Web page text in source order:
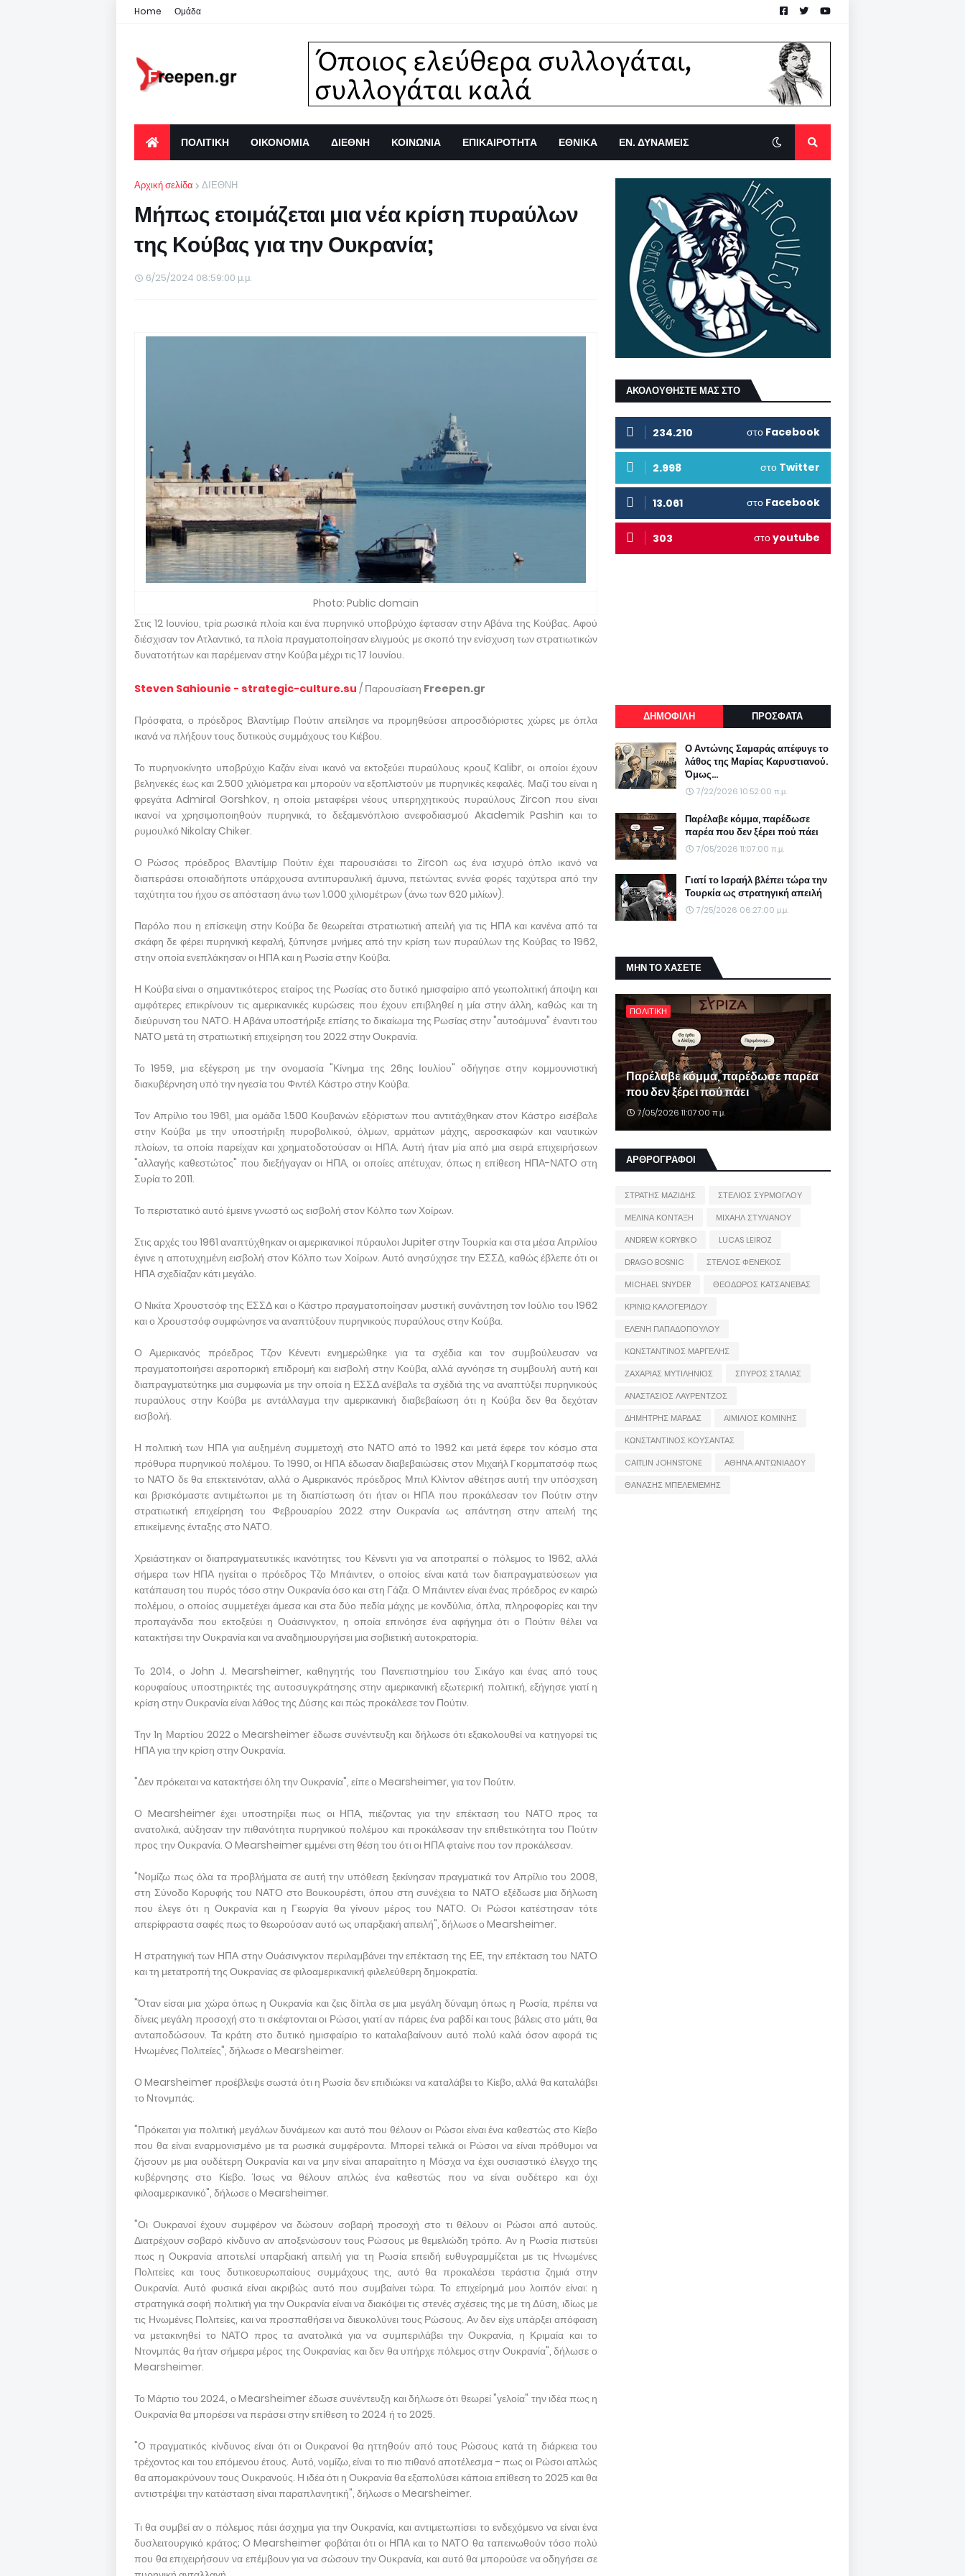
Home Ομάδα
ΠΟΛΙΤΙΚΗ ΟΙΚΟΝΟΜΙΑ ΔΙΕΘΝΗ ΚΟΙΝΩΝΙΑ ΕΠΙΚΑΙΡΟΤΗΤΑ ΕΘΝΙΚΑ ΕΝ. ΔΥΝΑΜΕΙΣ
Αρχική σελίδα ΔΙΕΘΝΗ
Μήπως ετοιμάζεται μια νέα κρίση πυραύλων
της Κούβας για την Ουκρανία;
6/25/2024 08:59:00 μ.μ.
Photo: Public domain
Στις 12 Ιουνίου, τρία ρωσικά πλοία και ένα πυρηνικό υποβρύχιο έφτασαν στην Αβάνα της Κούβας. Αφού
διέσχισαν τον Ατλαντικό, τα πλοία πραγματοποίησαν ελιγμούς με σκοπό την ενίσχυση των στρατιωτικών
δυνατοτήτων και παρέμειναν στην Κούβα μέχρι τις 17 Ιουνίου.
Steven Sahiounie - strategic-culture.su / Παρουσίαση Freepen.gr
Πρόσφατα, ο πρόεδρος Βλαντίμιρ Πούτιν απείλησε να προμηθεύσει απροσδιόριστες χώρες με όπλα
ικανά να πλήξουν τους δυτικούς συμμάχους του Κιέβου.
Το πυρηνοκίνητο υποβρύχιο Καζάν είναι ικανό να εκτοξεύει πυραύλους κρουζ Kalibr, οι οποίοι έχουν
βεληνεκές έως και 2.500 χιλιόμετρα και μπορούν να εξοπλιστούν με πυρηνικές κεφαλές. Μαζί του είναι η
φρεγάτα Admiral Gorshkov, η οποία μεταφέρει νέους υπερηχητικούς πυραύλους Zircon που είναι
ικανοί να χρησιμοποιηθούν πυρηνικά, το δεξαμενόπλοιο ανεφοδιασμού Akademik Pashin και το
ρυμουλκό Nikolay Chiker.
Ο Ρώσος πρόεδρος Βλαντίμιρ Πούτιν έχει παρουσιάσει το Zircon ως ένα ισχυρό όπλο ικανό να
διαπεράσει οποιαδήποτε υπάρχουσα αντιπυραυλική άμυνα, πετώντας εννέα φορές ταχύτερα από την
ταχύτητα του ήχου σε απόσταση άνω των 1.000 χιλιομέτρων (άνω των 620 μιλίων).
Παρόλο που η επίσκεψη στην Κούβα δε θεωρείται στρατιωτική απειλή για τις ΗΠΑ και κανένα από τα
σκάφη δε φέρει πυρηνική κεφαλή, ξύπνησε μνήμες από την κρίση των πυραύλων της Κούβας το 1962,
στην οποία ενεπλάκησαν οι ΗΠΑ και η Ρωσία στην Κούβα.
Η Κούβα είναι ο σημαντικότερος εταίρος της Ρωσίας στο δυτικό ημισφαίριο από γεωπολιτική άποψη και
αμφότερες επικρίνουν τις αμερικανικές κυρώσεις που έχουν επιβληθεί η μία στην άλλη, καθώς και τη
διεύρυνση του ΝΑΤΟ. Η Αβάνα υποστήριξε επίσης το δικαίωμα της Ρωσίας στην "αυτοάμυνα" έναντι του
ΝΑΤΟ μετά τη στρατιωτική επιχείρηση του 2022 στην Ουκρανία.
Το 1959, μια εξέγερση με την ονομασία "Κίνημα της 26ης Ιουλίου" οδήγησε στην κομμουνιστική
διακυβέρνηση υπό την ηγεσία του Φιντέλ Κάστρο στην Κούβα.
Τον Απρίλιο του 1961, μια ομάδα 1.500 Κουβανών εξόριστων που αντιτάχθηκαν στον Κάστρο εισέβαλε
στην Κούβα με την υποστήριξη πυροβολικού, όλμων, αρμάτων μάχης, αεροσκαφών και ναυτικών
πλοίων, τα οποία παρείχαν και χρηματοδοτούσαν οι ΗΠΑ. Αυτή ήταν μία από μια σειρά επιχειρήσεων
"αλλαγής καθεστώτος" που διεξήγαγαν οι ΗΠΑ, οι οποίες απέτυχαν, όπως η επίθεση ΗΠΑ-ΝΑΤΟ στη
Συρία το 2011.
Το περιστατικό αυτό έμεινε γνωστό ως εισβολή στον Κόλπο των Χοίρων.
Στις αρχές του 1961 αναπτύχθηκαν οι αμερικανικοί πύραυλοι Jupiter στην Τουρκία και στα μέσα Απριλίου
έγινε η αποτυχημένη εισβολή στον Κόλπο των Χοίρων. Αυτό ανησύχησε την ΕΣΣΔ, καθώς έβλεπε ότι οι
ΗΠΑ σχεδίαζαν κάτι μεγάλο.
Ο Νικίτα Χρουστσόφ της ΕΣΣΔ και ο Κάστρο πραγματοποίησαν μυστική συνάντηση τον Ιούλιο του 1962
και ο Χρουστσόφ συμφώνησε να αναπτύξουν πυρηνικούς πυραύλους στην Κούβα.
Ο Αμερικανός πρόεδρος Τζον Κένεντι ενημερώθηκε για τα σχέδια και τον συμβούλευσαν να
πραγματοποιήσει αεροπορική επιδρομή και εισβολή στην Κούβα, αλλά αγνόησε τη συμβουλή αυτή και
διαπραγματεύτηκε μια συμφωνία με την οποία η ΕΣΣΔ ανέβαλε τα σχέδιά της να αναπτύξει πυρηνικούς
πυραύλους στην Κούβα με αντάλλαγμα την αμερικανική διαβεβαίωση ότι η Κούβα δεν θα δεχόταν
εισβολή.
Η πολιτική των ΗΠΑ για αυξημένη συμμετοχή στο ΝΑΤΟ από το 1992 και μετά έφερε τον κόσμο στα
πρόθυρα πυρηνικού πολέμου. Το 1990, οι ΗΠΑ έδωσαν διαβεβαιώσεις στον Μιχαήλ Γκορμπατσόφ πως
το ΝΑΤΟ δε θα επεκτεινόταν, αλλά ο Αμερικανός πρόεδρος Μπιλ Κλίντον αθέτησε αυτή την υπόσχεση
και βρισκόμαστε αντιμέτωποι με τη διαπίστωση ότι ήταν οι ΗΠΑ που προκάλεσαν τον Πούτιν στην
στρατιωτική επιχείρηση του Φεβρουαρίου 2022 στην Ουκρανία ως απάντηση στην απειλή της
επικείμενης ένταξης στο ΝΑΤΟ.
Χρειάστηκαν οι διαπραγματευτικές ικανότητες του Κένεντι για να αποτραπεί ο πόλεμος το 1962, αλλά
σήμερα των ΗΠΑ ηγείται ο πρόεδρος Τζο Μπάιντεν, ο οποίος είναι κατά των διαπραγματεύσεων για
κατάπαυση του πυρός τόσο στην Ουκρανία όσο και στη Γάζα. Ο Μπάιντεν είναι ένας πρόεδρος εν καιρώ
πολέμου, ο οποίος συμμετέχει άμεσα και στα δύο πεδία μάχης με κονδύλια, όπλα, πληροφορίες και την
προπαγάνδα που εκτοξεύει η Ουάσινγκτον, η οποία επινόησε ένα αφήγημα ότι ο Πούτιν θέλει να
κατακτήσει την Ουκρανία και να αναδημιουργήσει μια σοβιετική αυτοκρατορία.
Το 2014, ο John J. Mearsheimer, καθηγητής του Πανεπιστημίου του Σικάγο και ένας από τους
κορυφαίους υποστηρικτές της αυτοσυγκράτησης στην αμερικανική εξωτερική πολιτική, εξήγησε γιατί η
κρίση στην Ουκρανία είναι λάθος της Δύσης και πώς προκάλεσε τον Πούτιν.
Την 1η Μαρτίου 2022 ο Mearsheimer έδωσε συνέντευξη και δήλωσε ότι εξακολουθεί να κατηγορεί τις
ΗΠΑ για την κρίση στην Ουκρανία.
"Δεν πρόκειται να κατακτήσει όλη την Ουκρανία", είπε ο Mearsheimer, για τον Πούτιν.
Ο Mearsheimer έχει υποστηρίξει πως οι ΗΠΑ, πιέζοντας για την επέκταση του ΝΑΤΟ προς τα
ανατολικά, αύξησαν την πιθανότητα πυρηνικού πολέμου και προκάλεσαν την επιθετικότητα του Πούτιν
προς την Ουκρανία. Ο Mearsheimer εμμένει στη θέση του ότι οι ΗΠΑ φταίνε που τον προκάλεσαν.
"Νομίζω πως όλα τα προβλήματα σε αυτή την υπόθεση ξεκίνησαν πραγματικά τον Απρίλιο του 2008,
στη Σύνοδο Κορυφής του ΝΑΤΟ στο Βουκουρέστι, όπου στη συνέχεια το ΝΑΤΟ εξέδωσε μια δήλωση
που έλεγε ότι η Ουκρανία και η Γεωργία θα γίνουν μέρος του ΝΑΤΟ. Οι Ρώσοι κατέστησαν τότε
απερίφραστα σαφές πως το θεωρούσαν αυτό ως υπαρξιακή απειλή", δήλωσε ο Mearsheimer.
Η στρατηγική των ΗΠΑ στην Ουάσινγκτον περιλαμβάνει την επέκταση της ΕΕ, την επέκταση του ΝΑΤΟ
και τη μετατροπή της Ουκρανίας σε φιλοαμερικανική φιλελεύθερη δημοκρατία.
"Όταν είσαι μια χώρα όπως η Ουκρανία και ζεις δίπλα σε μια μεγάλη δύναμη όπως η Ρωσία, πρέπει να
δίνεις μεγάλη προσοχή στο τι σκέφτονται οι Ρώσοι, γιατί αν πάρεις ένα ραβδί και τους βάλεις στο μάτι, θα
ανταποδώσουν. Τα κράτη στο δυτικό ημισφαίριο το καταλαβαίνουν αυτό πολύ καλά όσον αφορά τις
Ηνωμένες Πολιτείες", δήλωσε ο Mearsheimer.
Ο Mearsheimer προέβλεψε σωστά ότι η Ρωσία δεν επιδιώκει να καταλάβει το Κίεβο, αλλά θα καταλάβει
το Ντονμπάς.
"Πρόκειται για πολιτική μεγάλων δυνάμεων και αυτό που θέλουν οι Ρώσοι είναι ένα καθεστώς στο Κίεβο
που θα είναι εναρμονισμένο με τα ρωσικά συμφέροντα. Μπορεί τελικά οι Ρώσοι να είναι πρόθυμοι να
ζήσουν με μια ουδέτερη Ουκρανία και να μην είναι απαραίτητο η Μόσχα να έχει ουσιαστικό έλεγχο της
κυβέρνησης στο Κίεβο. Ίσως να θέλουν απλώς ένα καθεστώς που να είναι ουδέτερο και όχι
φιλοαμερικανικό", δήλωσε ο Mearsheimer.
"Οι Ουκρανοί έχουν συμφέρον να δώσουν σοβαρή προσοχή στο τι θέλουν οι Ρώσοι από αυτούς.
Διατρέχουν σοβαρό κίνδυνο αν αποξενώσουν τους Ρώσους με θεμελιώδη τρόπο. Αν η Ρωσία πιστεύει
πως η Ουκρανία αποτελεί υπαρξιακή απειλή για τη Ρωσία επειδή ευθυγραμμίζεται με τις Ηνωμένες
Πολιτείες και τους δυτικοευρωπαίους συμμάχους της, αυτό θα προκαλέσει τεράστια ζημιά στην
Ουκρανία. Αυτό φυσικά είναι ακριβώς αυτό που συμβαίνει τώρα. Το επιχείρημά μου λοιπόν είναι: η
στρατηγικά σοφή πολιτική για την Ουκρανία είναι να διακόψει τις στενές σχέσεις της με τη Δύση, ιδίως με
τις Ηνωμένες Πολιτείες, και να προσπαθήσει να διευκολύνει τους Ρώσους. Αν δεν είχε υπάρξει απόφαση
να μετακινηθεί το ΝΑΤΟ προς τα ανατολικά για να συμπεριλάβει την Ουκρανία, η Κριμαία και το
Ντονμπάς θα ήταν σήμερα μέρος της Ουκρανίας και δεν θα υπήρχε πόλεμος στην Ουκρανία", δήλωσε ο
Mearsheimer.
Το Μάρτιο του 2024, ο Mearsheimer έδωσε συνέντευξη και δήλωσε ότι θεωρεί "γελοία" την ιδέα πως η
Ουκρανία θα μπορέσει να περάσει στην επίθεση το 2024 ή το 2025.
"Ο πραγματικός κίνδυνος είναι ότι οι Ουκρανοί θα ηττηθούν από τους Ρώσους κατά τη διάρκεια του
τρέχοντος και του επόμενου έτους. Αυτό, νομίζω, είναι το πιο πιθανό αποτέλεσμα - πως οι Ρώσοι απλώς
θα απομακρύνουν τους Ουκρανούς. Η ιδέα ότι η Ουκρανία θα εξαπολύσει κάποια επίθεση το 2025 και θα
αντιστρέψει την κατάσταση είναι παραπλανητική", δήλωσε ο Mearsheimer.
Τι θα συμβεί αν ο πόλεμος πάει άσχημα για την Ουκρανία, και αντιμετωπίσει το ενδεχόμενο να είναι ένα
δυσλειτουργικό κράτος; Ο Mearsheimer φοβάται ότι οι ΗΠΑ και το ΝΑΤΟ θα ταπεινωθούν τόσο πολύ
που θα επιχειρήσουν να επέμβουν για να σώσουν την Ουκρανία, και αυτό θα μπορούσε να οδηγήσει σε
ΑΚΟΛΟΥΘΗΣΤΕ ΜΑΣ ΣΤΟ
234.210 στο Facebook
2.998 στο Twitter
13.061 στο Facebook
303 στοyoutube
ΔΗΜΟΦΙΛΗ ΠΡΟΣΦΑΤΑ
Ο Αντώνης Σαμαράς απέφυγε το
λάθος της Μαρίας Καρυστιανού.
Όμως...
7/22/2026 10:52:00 π.μ.
Παρέλαβε κόμμα, παρέδωσε
παρέα που δεν ξέρει πού πάει
7/05/2026 11:07:00 π.μ.
Γιατί το Ισραήλ βλέπει τώρα την
Τουρκία ως στρατηγική απειλή
7/25/2026 06:27:00 μ.μ.
ΜΗΝ ΤΟ ΧΑΣΕΤΕ
ΠΟΛΙΤΙΚΗ
Παρέλαβε κόμμα, παρέδωσε παρέα
που δεν ξέρει πού πάει
7/05/2026 11:07:00 π.μ.
ΑΡΘΡΟΓΡΑΦΟΙ
ΣΤΡΑΤΗΣ ΜΑΖΙΔΗΣ
ΣΤΕΛΙΟΣ ΣΥΡΜΟΓΛΟΥ
ΜΕΛΙΝΑ ΚΟΝΤΑΞΗ
ΜΙΧΑΗΛ ΣΤΥΛΙΑΝΟΥ
ANDREW KORYBKO
LUCAS LEIROZ
DRAGO BOSNIC
ΣΤΕΛΙΟΣ ΦΕΝΕΚΟΣ
MICHAEL SNYDER
ΘΕΟΔΩΡΟΣ ΚΑΤΣΑΝΕΒΑΣ
ΚΡΙΝΙΩ ΚΑΛΟΓΕΡΙΔΟΥ
ΕΛΕΝΗ ΠΑΠΑΔΟΠΟΥΛΟΥ
ΚΩΝΣΤΑΝΤΙΝΟΣ ΜΑΡΓΕΛΗΣ
ΖΑΧΑΡΙΑΣ ΜΥΤΙΛΗΝΙΟΣ
ΣΠΥΡΟΣ ΣΤΑΛΙΑΣ
ΑΝΑΣΤΑΣΙΟΣ ΛΑΥΡΕΝΤΖΟΣ
ΔΗΜΗΤΡΗΣ ΜΑΡΔΑΣ
ΑΙΜΙΛΙΟΣ ΚΟΜΙΝΗΣ
ΚΩΝΣΤΑΝΤΙΝΟΣ ΚΟΥΣΑΝΤΑΣ
CAITLIN JOHNSTONE
ΑΘΗΝΑ ΑΝΤΩΝΙΑΔΟΥ
ΘΑΝΑΣΗΣ ΜΠΕΛΕΜΕΜΗΣ